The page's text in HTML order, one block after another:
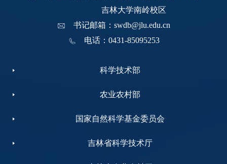
吉林大学南岭校区
书记邮箱：swdb@jlu.edu.cn
电话：0431-85095253
科学技术部
农业农村部
国家自然科学基金委员会
吉林省科学技术厅